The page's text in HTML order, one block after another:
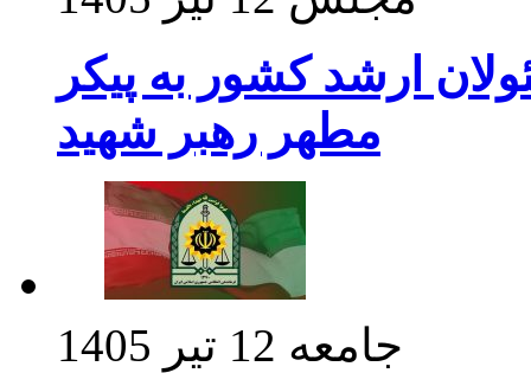
ارشد کشور به پیکر
مطهر رهبر شهید
جامعه 12 تیر 1405